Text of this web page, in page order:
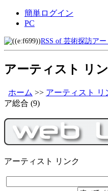
簡単ログイン
PC
RSS of 芸術探訪ア
アーティスト リ
ホーム >> アーティスト リ
ア総合 (9)
アーティスト リンク